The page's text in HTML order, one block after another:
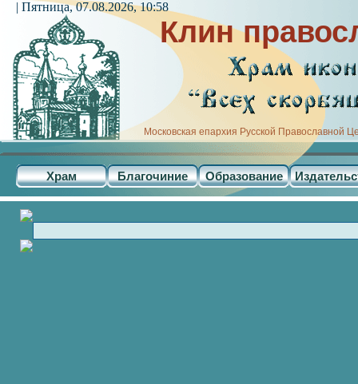
Клин
Московская епархия Русской Православной
Храм Благочиние Образование
| Пятница, 07.08.2026, 10:58